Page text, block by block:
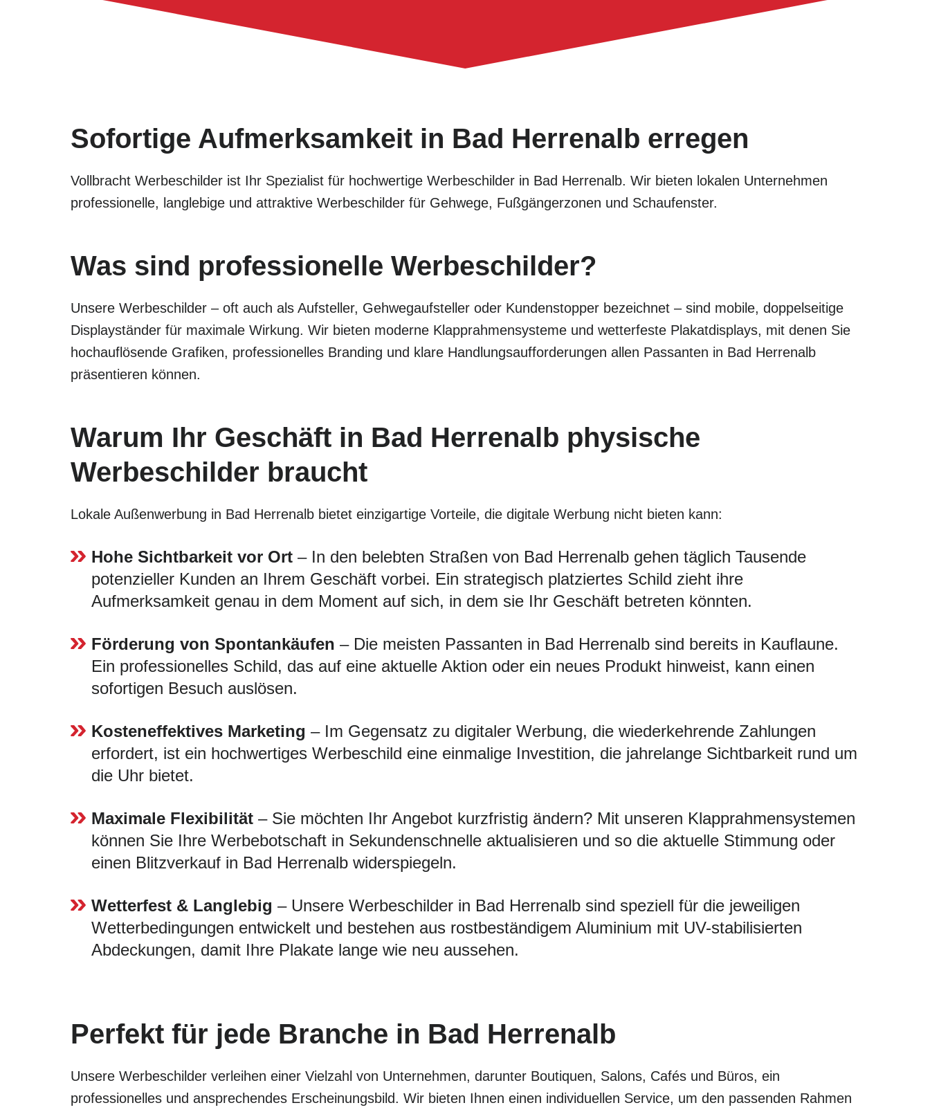
Sofortige Aufmerksamkeit in Bad Herrenalb erregen
Vollbracht Werbeschilder ist Ihr Spezialist für hochwertige Werbeschilder in Bad Herrenalb. Wir bieten lokalen Unternehmen
professionelle, langlebige und attraktive Werbeschilder für Gehwege, Fußgängerzonen und Schaufenster.
Was sind professionelle Werbeschilder?
Unsere Werbeschilder – oft auch als Aufsteller, Gehwegaufsteller oder Kundenstopper bezeichnet – sind mobile, doppelseitige
Displayständer für maximale Wirkung. Wir bieten moderne Klapprahmensysteme und wetterfeste Plakatdisplays, mit denen Sie
hochauflösende Grafiken, professionelles Branding und klare Handlungsaufforderungen allen Passanten in Bad Herrenalb
präsentieren können.
Warum Ihr Geschäft in Bad Herrenalb physische
Werbeschilder braucht
Lokale Außenwerbung in Bad Herrenalb bietet einzigartige Vorteile, die digitale Werbung nicht bieten kann:
Hohe Sichtbarkeit vor Ort – In den belebten Straßen von Bad Herrenalb gehen täglich Tausende
potenzieller Kunden an Ihrem Geschäft vorbei. Ein strategisch platziertes Schild zieht ihre
Aufmerksamkeit genau in dem Moment auf sich, in dem sie Ihr Geschäft betreten könnten.
Förderung von Spontankäufen – Die meisten Passanten in Bad Herrenalb sind bereits in Kauflaune.
Ein professionelles Schild, das auf eine aktuelle Aktion oder ein neues Produkt hinweist, kann einen
sofortigen Besuch auslösen.
Kosteneffektives Marketing – Im Gegensatz zu digitaler Werbung, die wiederkehrende Zahlungen
erfordert, ist ein hochwertiges Werbeschild eine einmalige Investition, die jahrelange Sichtbarkeit rund um
die Uhr bietet.
Maximale Flexibilität – Sie möchten Ihr Angebot kurzfristig ändern? Mit unseren Klapprahmensystemen
können Sie Ihre Werbebotschaft in Sekundenschnelle aktualisieren und so die aktuelle Stimmung oder
einen Blitzverkauf in Bad Herrenalb widerspiegeln.
Wetterfest & Langlebig – Unsere Werbeschilder in Bad Herrenalb sind speziell für die jeweiligen
Wetterbedingungen entwickelt und bestehen aus rostbeständigem Aluminium mit UV-stabilisierten
Abdeckungen, damit Ihre Plakate lange wie neu aussehen.
Perfekt für jede Branche in Bad Herrenalb
Unsere Werbeschilder verleihen einer Vielzahl von Unternehmen, darunter Boutiquen, Salons, Cafés und Büros, ein
professionelles und ansprechendes Erscheinungsbild. Wir bieten Ihnen einen individuellen Service, um den passenden Rahmen